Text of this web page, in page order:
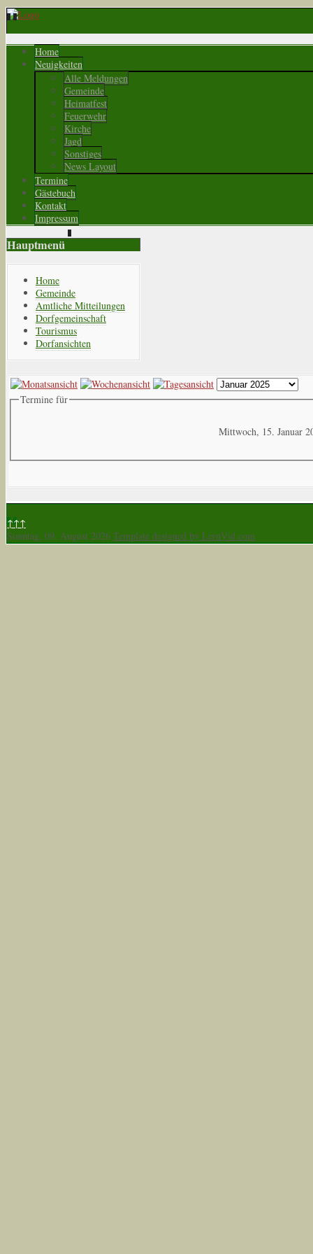
Home
Neuigkeiten
Alle Meldungen
Gemeinde
Heimatfest
Feuerwehr
Kirche
Jagd
Sonstiges
News Layout
Termine
Gästebuch
Kontakt
Impressum
Hauptmenü
Home
Gemeinde
Amtliche Mitteilungen
Dorfgemeinschaft
Tourismus
Dorfansichten
Termine für
Mittwoch, 15. Januar
↑↑↑
Sonntag, 09. August 2026 Template designed by LernVid.com